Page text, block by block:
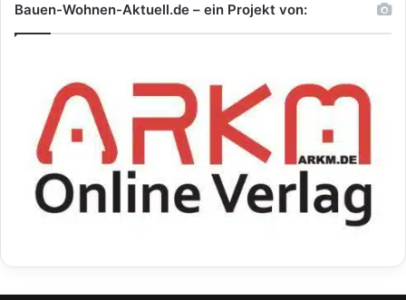
Bauen-Wohnen-Aktuell.de – ein Projekt von: